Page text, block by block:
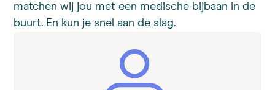
matchen wij jou met een medische bijbaan in de
buurt. En kun je snel aan de slag.